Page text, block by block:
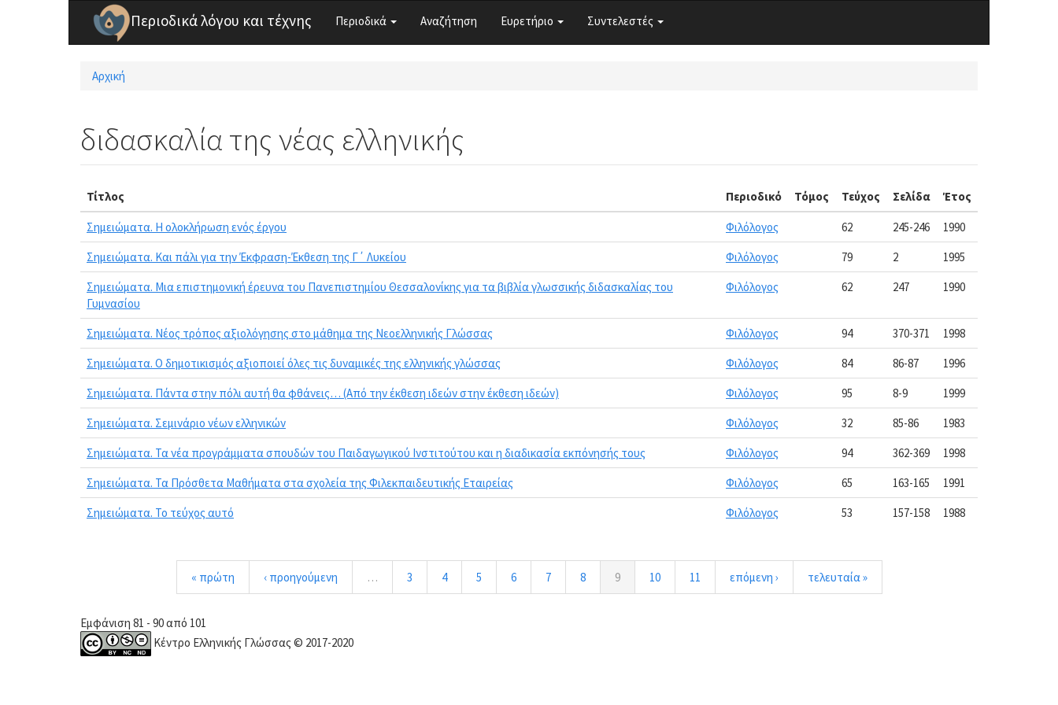
Παράκαμψη προς το κυρίως περιεχόμενο
Περιοδικά λόγου και τέχνης Περιοδικά Αναζήτηση Ευρετήριο Συντελεστές
Είστε εδώ
Αρχική
διδασκαλία της νέας ελληνικής
Τίτλος Περιοδικό Τόμος Τεύχος Σελίδα Έτος
Σημειώματα. Η ολοκλήρωση ενός έργου Φιλόλογος 62 245-246
1990
Σημειώματα. Και πάλι για την Έκφραση-Έκθεση της Γ΄ Λυκείου
Φιλόλογος 79 2
1995
Σημειώματα. Μια επιστημονική έρευνα του Πανεπιστημίου Θεσσαλονίκης για τα βιβλία γλωσσικής διδασκαλίας του
Γυμνασίου
Φιλόλογος 62 247 1990
Σημειώματα. Νέος τρόπος αξιολόγησης στο μάθημα της Νεοελληνικής Γλώσσας Φιλόλογος 94 370-371
1998
Σημειώματα. Ο δημοτικισμός αξιοποιεί όλες τις δυναμικές της ελληνικής γλώσσας
Φιλόλογος 84 86-87
1996
Σημειώματα. Πάντα στην πόλι αυτή θα φθάνεις… (Από την έκθεση ιδεών στην έκθεση ιδεών)
Φιλόλογος 95 8-9
1999
Σημειώματα. Σεμινάριο νέων ελληνικών
Φιλόλογος 32 85-86
1983
Σημειώματα. Τα νέα προγράμματα σπουδών του Παιδαγωγικού Ινστιτούτου και η διαδικασία εκπόνησής τους
Φιλόλογος 94 362-369
1998
Σημειώματα. Τα Πρόσθετα Μαθήματα στα σχολεία της Φιλεκπαιδευτικής Εταιρείας
Φιλόλογος 65 163-165
1991
Σημειώματα. Το τεύχος αυτό
Φιλόλογος 53 157-158 1988
« πρώτη ‹ προηγούμενη … 3 4 5 6 7 8 9 10 11 επόμενη › τελευταία »
Εμφάνιση 81 - 90 από 101
Κέντρο Ελληνικής Γλώσσας © 2017-2020